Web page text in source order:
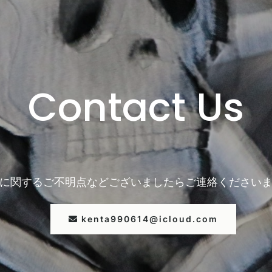
Contact Us
関するご不明点などございましたら ご連絡ください
kenta990614@icloud.com